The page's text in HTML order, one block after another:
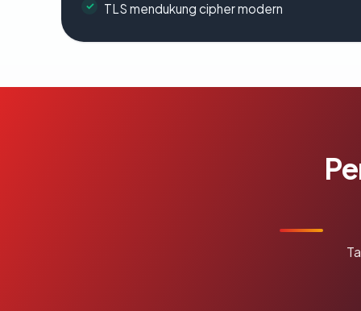
TLS mendukung cipher modern